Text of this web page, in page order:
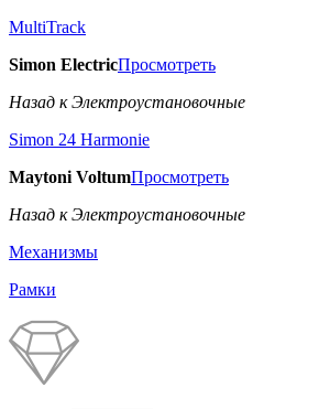
MultiTrack
Simon ElectricПросмотреть
Назад к Электроустановочные
Simon 24 Harmonie
Maytoni VoltumПросмотреть
Назад к Электроустановочные
Механизмы
Рамки